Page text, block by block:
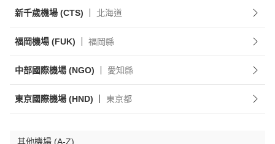
新千歲機場 (CTS) 北海道
福岡機場 (FUK) 福岡縣
中部國際機場 (NGO) 愛知縣
東京國際機場 (HND) 東京都
其他機場 (A-Z)